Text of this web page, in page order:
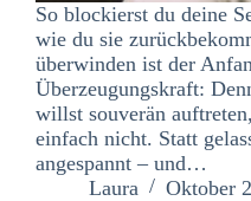
So blockierst du deine
wie du sie
überwinden ist der
Überzeugungskraft:
willst souverän
einfach nicht. Statt
angespannt – und…
Laura
Oktober